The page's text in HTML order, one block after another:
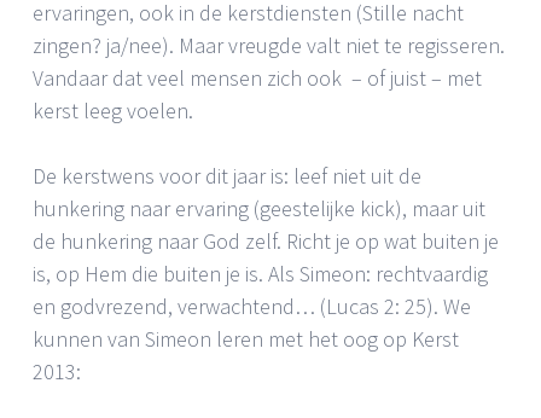
ervaringen, ook in de kerstdiensten (Stille nacht
zingen? ja/nee). Maar vreugde valt niet te regisseren.
Vandaar dat veel mensen zich ook – of juist – met
kerst leeg voelen.
De kerstwens voor dit jaar is: leef niet uit de
hunkering naar ervaring (geestelijke kick), maar uit
de hunkering naar God zelf. Richt je op wat buiten je
is, op Hem die buiten je is. Als Simeon: rechtvaardig
en godvrezend, verwachtend… (Lucas 2: 25). We
kunnen van Simeon leren met het oog op Kerst
2013: